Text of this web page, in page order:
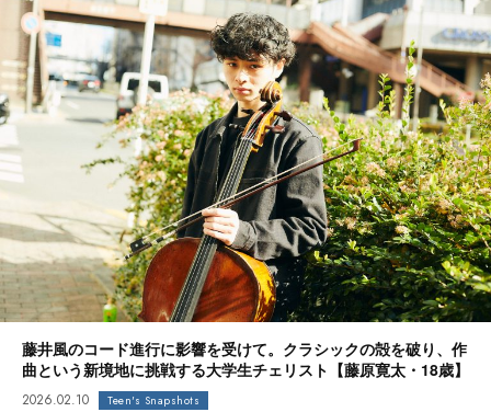
藤井風のコード進行に影響を受けて。クラシックの殻を破り、作
曲という新境地に挑戦する大学生チェリスト【藤原寛太・18歳】
2026.02.10 Teen's Snapshots